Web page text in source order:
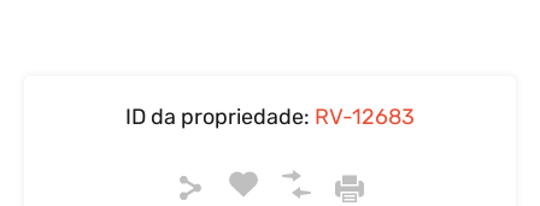
ID da propriedade: RV-12683